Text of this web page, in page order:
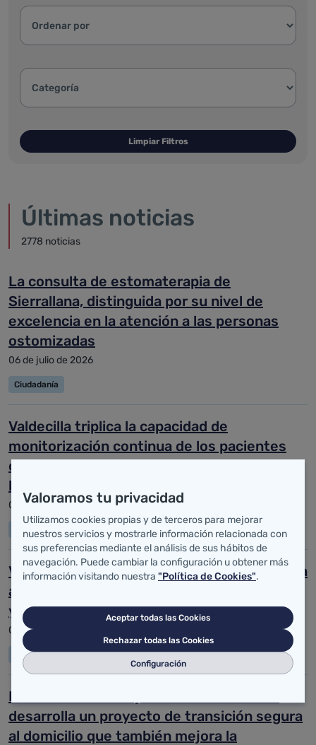
Ordenar resultados:
Categoría de la noticia:
Limpiar Filtros
Últimas noticias
2778 noticias
La consulta de estomaterapia de
Sierrallana, distinguida por su nivel de
excelencia en la atención a las personas
ostomizadas
06 de julio de 2026
Ciudadanía
Valdecilla triplica la capacidad de
monitorización continua de los pacientes
cardiovasculares en la planta de
hospitalización
03 de julio de 2026
Ciudadanía
Valdecilla volverá a garantizar este verano la
atención sanitaria especializada a los niños
y niñas del programa 'Vacaciones en Paz'
02 de julio de 2026
Ciudadanía
La Unidad de Trabajo Social de Valdecilla
desarrolla un proyecto de transición segura
al domicilio que también mejora la
Valoramos tu privacidad
Utilizamos cookies propias y de terceros para mejorar
nuestros servicios y mostrarle información relacionada con
sus preferencias mediante el análisis de sus hábitos de
navegación. Puede cambiar la configuración u obtener más
información visitando nuestra "Política de Cookies".
Aceptar todas las Cookies
Rechazar todas las Cookies
Configuración